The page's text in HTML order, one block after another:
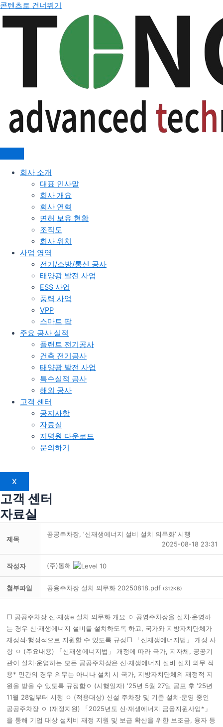
콘텐츠로 건너뛰기
회사 소개
대표 인사말
회사 개요
회사 연혁
면허 보유 현황
조직도
회사 위치
사업 영역
전기/소방/통신 공사
태양광 발전 사업
ESS 사업
풍력 사업
VPP
스마트 팜
주요 공사 실적
플랜트 전기공사
건축 전기공사
태양광 발전 사업
특수실적 공사
해외 공사
고객 센터
공지사항
자료실
지명원 다운로드
문의하기
X
고객 센터
자료실
제목
공공주차장, ‘신재생에너지 설비 설치 의무화’ 시행
2025-08-18 23:31
작성자 (주)통해
첨부파일 공용주차장 설치 의무화 20250818.pdf (312KB)
□ 공공주차장 신·재생e 설치 의무화 개요 ㅇ 공영주차장을 설치·운영하
는 경우 신·재생에너지 설비를 설치하도록 하고, 국가와 지방자치단체가
재정적·행정적으로 지원할 수 있도록 규정□ 「신재생에너지법」 개정 사
항 ㅇ (주요내용) 「신재생에너지법」 개정에 따라 국가, 지자체, 공공기
관이 설치·운영하는 모든 공공주차장은 신·재생에너지 설비 설치 의무 적
용* 민간의 경우 의무는 아니나 설치 시 국가, 지방자치단체의 재정적 지
원을 받을 수 있도록 규정함ㅇ (시행일자) '25년 5월 27일 공포 후 '25년
11월 28일부터 시행 ㅇ (적용대상) 신설 주차장 및 기존 설치·운영 중인
공공주차장 ㅇ (재정지원) 「2025년도 신·재생에너지 금융지원사업*」
을 통해 기업 대상 설치비 재정 지원 및 보급 확산을 위한 보조금, 융자 등